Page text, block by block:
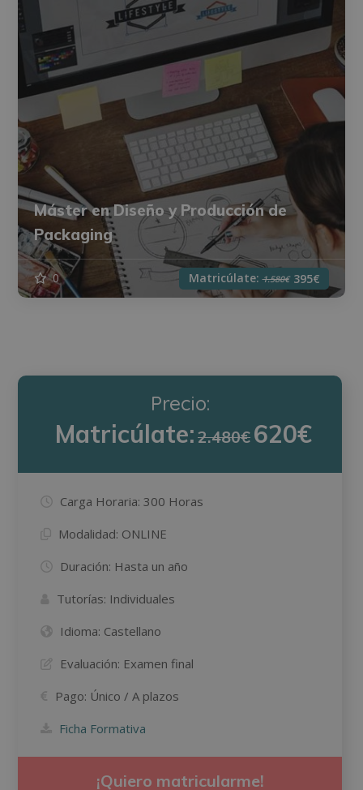
Máster en Diseño y Producción de
Packaging
0 Matricúlate:1.580€ 395€
Precio:
Matricúlate:2.480€ 620€
Carga Horaria: 300 Horas
Modalidad: ONLINE
Duración: Hasta un año
Tutorías: Individuales
Idioma: Castellano
Evaluación: Examen final
Pago: Único / A plazos
Ficha Formativa
¡Quiero matricularme!